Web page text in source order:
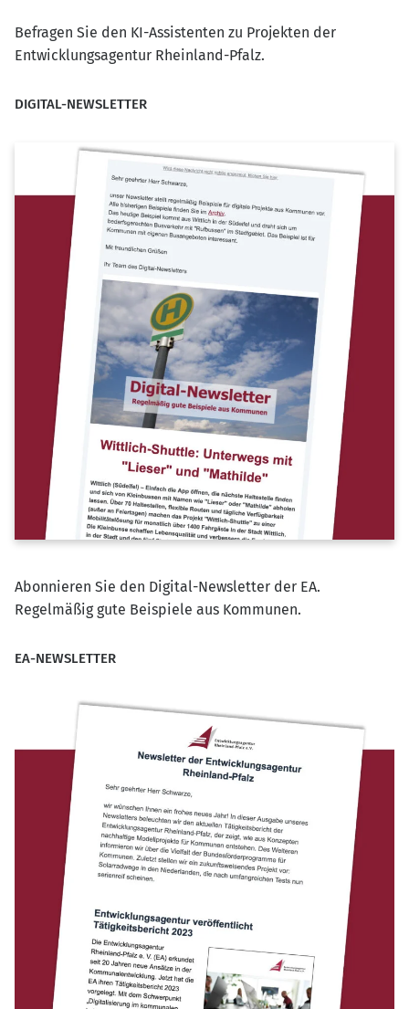
Befragen Sie den KI-Assistenten zu Projekten der
Entwicklungsagentur Rheinland-Pfalz.
DIGITAL-NEWSLETTER
Abonnieren Sie den Digital-Newsletter der EA.
Regelmäßig gute Beispiele aus Kommunen.
EA-NEWSLETTER